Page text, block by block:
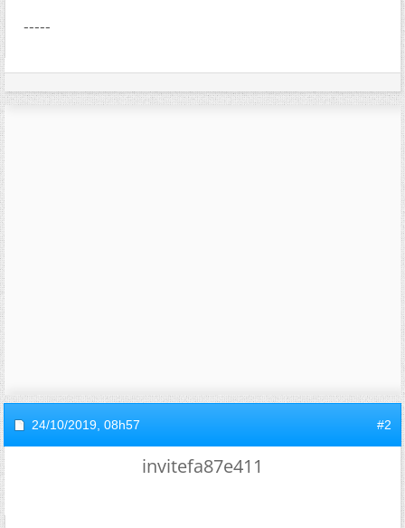
-----
24/10/2019, 08h57 #2
invitefa87e411